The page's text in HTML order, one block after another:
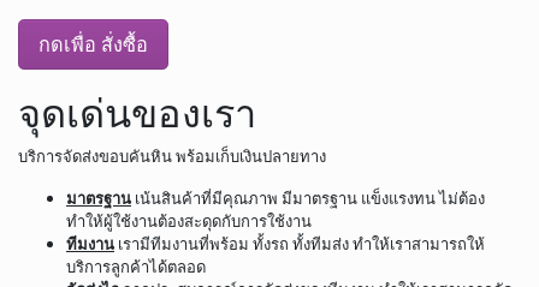
กดเพื่อ สั่งซื้อ
จุดเด่นของเรา
บริการจัดส่งขอบคันหิน พร้อมเก็บเงินปลายทาง
มาตรฐาน เน้นสินค้าที่มีคุณภาพ มีมาตรฐาน แข็งแรงทน ไม่ต้อง
ทำให้ผู้ใช้งานต้องสะดุดกับการใช้งาน
ทีมงาน เรามีทีมงานที่พร้อม ทั้งรถ ทั้งทีมส่ง ทำให้เราสามารถให้
บริการลูกค้าได้ตลอด